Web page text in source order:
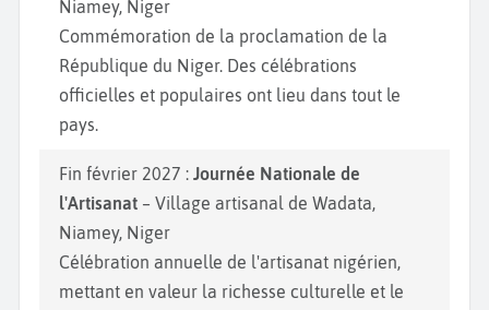
Niamey, Niger
Commémoration de la proclamation de la
République du Niger. Des célébrations
officielles et populaires ont lieu dans tout le
pays.
Fin février 2027 : Journée Nationale de
l'Artisanat – Village artisanal de Wadata,
Niamey, Niger
Célébration annuelle de l'artisanat nigérien,
mettant en valeur la richesse culturelle et le